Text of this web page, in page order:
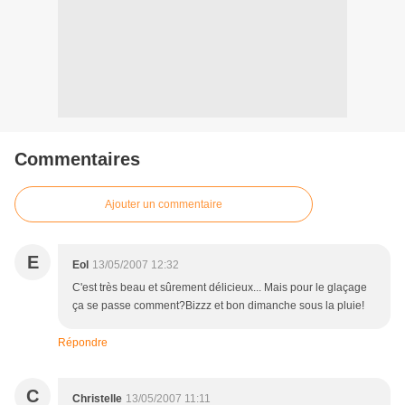
Commentaires
Ajouter un commentaire
E Eol 13/05/2007 12:32
C'est très beau et sûrement délicieux... Mais pour le glaçage
ça se passe comment?Bizzz et bon dimanche sous la pluie!
Répondre
C Christelle 13/05/2007 11:11